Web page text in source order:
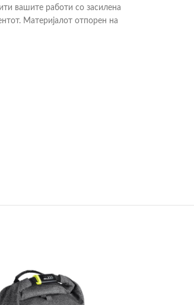
вашите работи со засилена
Материјалот отпорен на